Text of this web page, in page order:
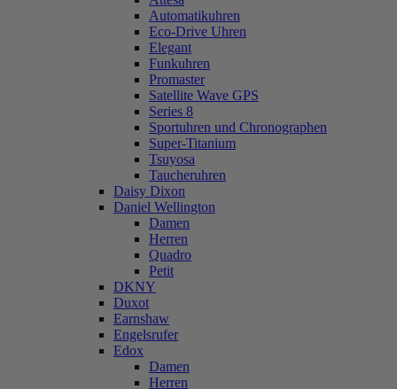
Automatikuhren
Eco-Drive Uhren
Elegant
Funkuhren
Promaster
Satellite Wave GPS
Series 8
Sportuhren und Chronographen
Super-Titanium
Tsuyosa
Taucheruhren
Daisy Dixon
Daniel Wellington
Damen
Herren
Quadro
Petit
DKNY
Duxot
Earnshaw
Engelsrufer
Edox
Damen
Herren